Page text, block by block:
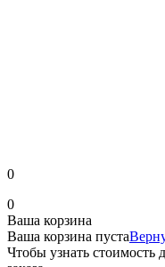
0
0
Ваша корзина
Ваша корзина пуста
Чтобы узнать стоимость